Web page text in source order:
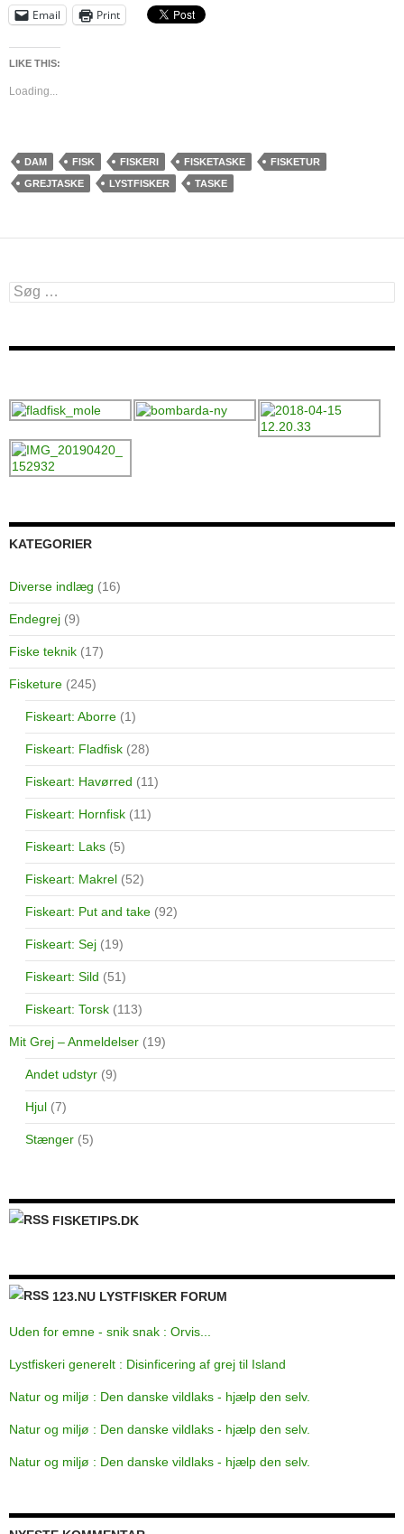
Email Print
LIKE THIS:
Loading...
DAM FISK FISKERI FISKETASKE
FISKETUR
GREJTASKE
LYSTFISKER TASKE
Søg
efter:
KATEGORIER
Diverse indlæg (16)
Endegrej (9)
Fiske teknik (17)
Fisketure (245)
Fiskeart: Aborre (1)
Fiskeart: Fladfisk (28)
Fiskeart: Havørred (11)
Fiskeart: Hornfisk (11)
Fiskeart: Laks (5)
Fiskeart: Makrel (52)
Fiskeart: Put and take (92)
Fiskeart: Sej (19)
Fiskeart: Sild (51)
Fiskeart: Torsk (113)
Mit Grej – Anmeldelser (19)
Andet udstyr (9)
Hjul (7)
Stænger (5)
FISKETIPS.DK
123.NU LYSTFISKER FORUM
Uden for emne - snik snak : Orvis...
Lystfiskeri generelt : Disinficering af grej til Island
Natur og miljø : Den danske vildlaks - hjælp den selv.
Natur og miljø : Den danske vildlaks - hjælp den selv.
Natur og miljø : Den danske vildlaks - hjælp den selv.